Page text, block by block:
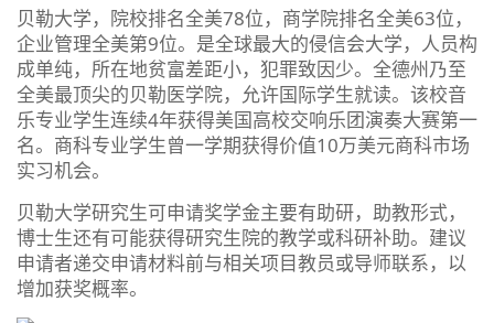
贝勒大学，院校排名全美78位，商学院排名全美63位，
企业管理全美第9位。是全球最大的侵信会大学，人员构
成单纯，所在地贫富差距小，犯罪致因少。全德州乃至
全美最顶尖的贝勒医学院，允许国际学生就读。该校音
乐专业学生连续4年获得美国高校交响乐团演奏大赛第一
名。商科专业学生曾一学期获得价值10万美元商科市场
实习机会。
贝勒大学研究生可申请奖学金主要有助研，助教形式，
博士生还有可能获得研究生院的教学或科研补助。建议
申请者递交申请材料前与相关项目教员或导师联系，以
增加获奖概率。